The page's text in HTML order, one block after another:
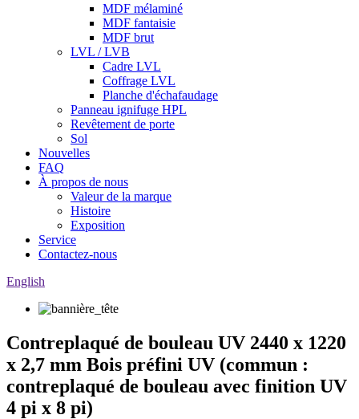
MDF mélaminé
MDF fantaisie
MDF brut
LVL / LVB
Cadre LVL
Coffrage LVL
Planche d'échafaudage
Panneau ignifuge HPL
Revêtement de porte
Sol
Nouvelles
FAQ
À propos de nous
Valeur de la marque
Histoire
Exposition
Service
Contactez-nous
English
Contreplaqué de bouleau UV 2440 x 1220
x 2,7 mm Bois préfini UV (commun :
contreplaqué de bouleau avec finition UV
4 pi x 8 pi)